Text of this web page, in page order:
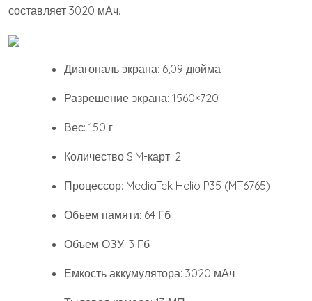
составляет 3020 мАч.
Диагональ экрана: 6,09 дюйма
Разрешение экрана: 1560×720
Вес: 150 г
Количество SIM-карт: 2
Процессор: MediaTek Helio P35 (MT6765)
Объем памяти: 64 Гб
Объем ОЗУ: 3 Гб
Емкость аккумулятора: 3020 мАч